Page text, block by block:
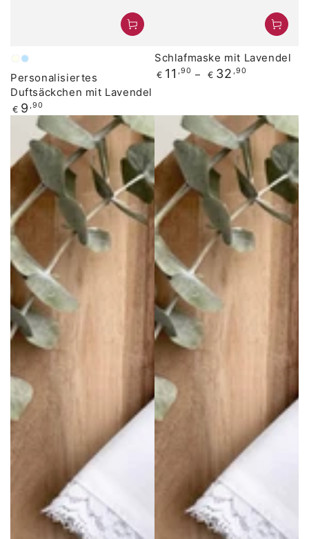
Ivory
Hellblau
Personalisiertes
Duftsäckchen mit Lavendel
Regulärer
Preis
€ 9 ,90
Schlafmaske mit Lavendel
Regulärer
€ 11 ,90 € 32 ,90